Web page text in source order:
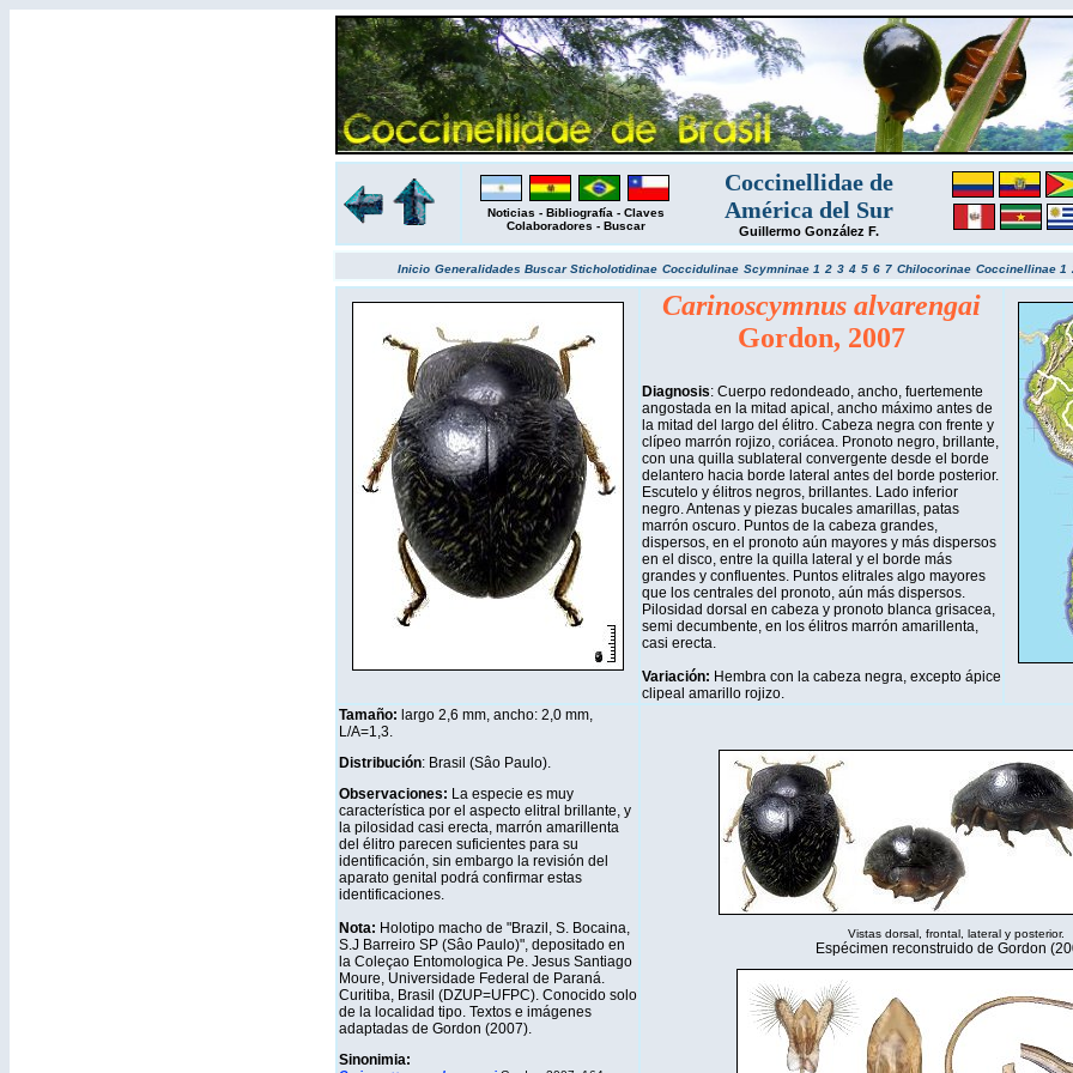
Noticias - Bibliografía - Claves
Colaboradores - Buscar
Coccinellidae de
América del Sur
Guillermo González F.
Inicio Generalidades BuscarSticholotidinae Coccidulinae Scymninae 1 2 3 4 5 6 7 Chilocorinae Coccinellinae 1
Carinoscymnus alvarengai
Gordon, 2007
Diagnosis: Cuerpo redondeado, ancho, fuertemente
angostada en la mitad apical, ancho máximo antes de
la mitad del largo del élitro. Cabeza negra con frente y
clípeo marrón rojizo, coriácea. Pronoto negro, brillante,
con una quilla sublateral convergente desde el borde
delantero hacia borde lateral antes del borde posterior.
Escutelo y élitros negros, brillantes. Lado inferior
negro. Antenas y piezas bucales amarillas, patas
marrón oscuro. Puntos de la cabeza grandes,
dispersos, en el pronoto aún mayores y más dispersos
en el disco, entre la quilla lateral y el borde más
grandes y confluentes. Puntos elitrales algo mayores
que los centrales del pronoto, aún más dispersos.
Pilosidad dorsal en cabeza y pronoto blanca grisacea,
semi decumbente, en los élitros marrón amarillenta,
casi erecta.
Variación: Hembra con la cabeza negra, excepto ápice
clipeal amarillo rojizo.
Tamaño: largo 2,6 mm, ancho: 2,0 mm,
L/A=1,3.
Distribución: Brasil (Sâo Paulo).
Observaciones: La especie es muy
característica por el aspecto elitral brillante, y
la pilosidad casi erecta, marrón amarillenta
del élitro parecen suficientes para su
identificación, sin embargo la revisión del
aparato genital podrá confirmar estas
identificaciones.
Nota: Holotipo macho de "Brazil, S. Bocaina,
S.J Barreiro SP (Sâo Paulo)", depositado en
la Coleçao Entomologica Pe. Jesus Santiago
Moure, Universidade Federal de Paraná.
Curitiba, Brasil (DZUP=UFPC). Conocido solo
de la localidad tipo. Textos e imágenes
adaptadas de Gordon (2007).
Sinonimia:
Vistas dorsal, frontal, lateral y posterior.
Espécimen reconstruido de Gordon